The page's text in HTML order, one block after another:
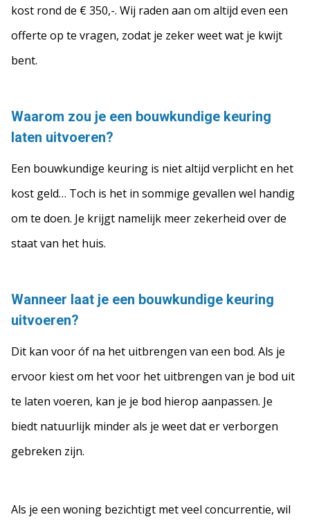
kost rond de € 350,-. Wij raden aan om altijd even een
offerte op te vragen, zodat je zeker weet wat je kwijt
bent.
Waarom zou je een bouwkundige keuring
laten uitvoeren?
Een bouwkundige keuring is niet altijd verplicht en het
kost geld… Toch is het in sommige gevallen wel handig
om te doen. Je krijgt namelijk meer zekerheid over de
staat van het huis.
Wanneer laat je een bouwkundige keuring
uitvoeren?
Dit kan voor óf na het uitbrengen van een bod. Als je
ervoor kiest om het voor het uitbrengen van je bod uit
te laten voeren, kan je je bod hierop aanpassen. Je
biedt natuurlijk minder als je weet dat er verborgen
gebreken zijn.
Als je een woning bezichtigt met veel concurrentie, wil